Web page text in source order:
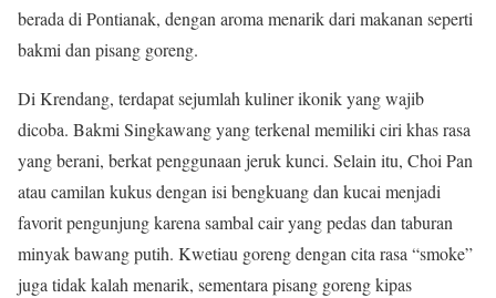
berada di Pontianak, dengan aroma menarik dari makanan seperti
bakmi dan pisang goreng.
Di Krendang, terdapat sejumlah kuliner ikonik yang wajib
dicoba. Bakmi Singkawang yang terkenal memiliki ciri khas rasa
yang berani, berkat penggunaan jeruk kunci. Selain itu, Choi Pan
atau camilan kukus dengan isi bengkuang dan kucai menjadi
favorit pengunjung karena sambal cair yang pedas dan taburan
minyak bawang putih. Kwetiau goreng dengan cita rasa “smoke”
juga tidak kalah menarik, sementara pisang goreng kipas